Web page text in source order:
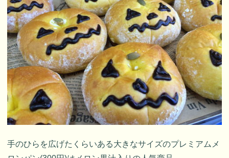
手のひらを広げたくらいある大きなサイズのプレミアムメ